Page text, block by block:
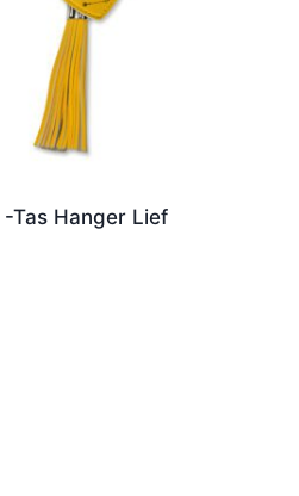
-Tas Hanger Lief